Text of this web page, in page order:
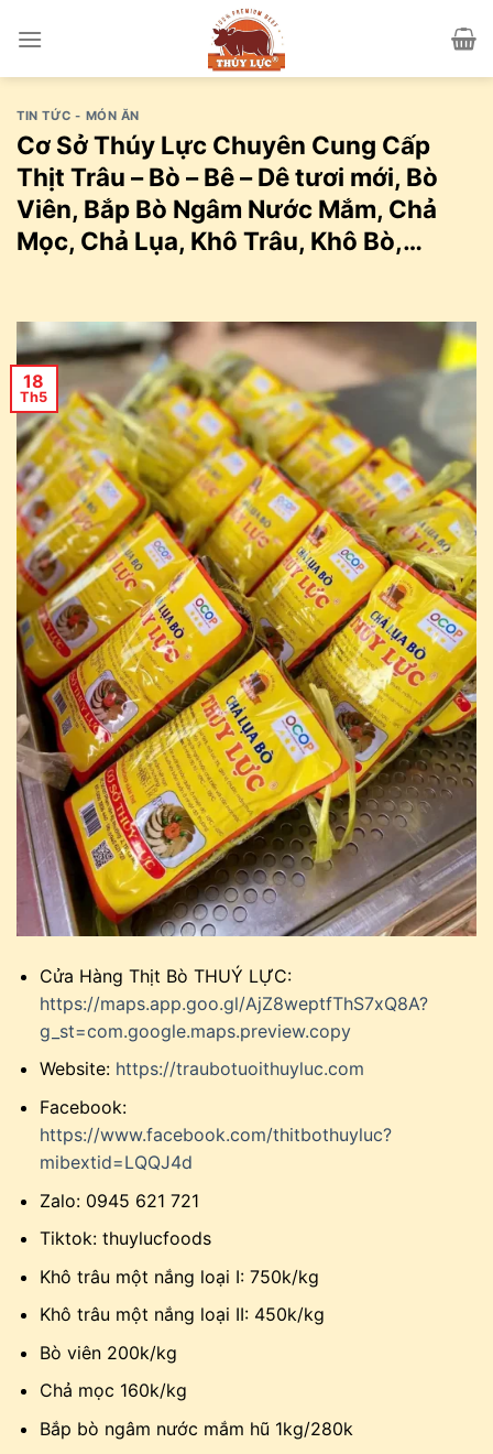
TIN TỨC - MÓN ĂN
Cơ Sở Thúy Lực Chuyên Cung Cấp
Thịt Trâu – Bò – Bê – Dê tươi mới, Bò
Viên, Bắp Bò Ngâm Nước Mắm, Chả
Mọc, Chả Lụa, Khô Trâu, Khô Bò,…
18
Th5
Cửa Hàng Thịt Bò THUÝ LỰC:
https://maps.app.goo.gl/AjZ8weptfThS7xQ8A?
g_st=com.google.maps.preview.copy
Website: https://traubotuoithuyluc.com
Facebook:
https://www.facebook.com/thitbothuyluc?
mibextid=LQQJ4d
Zalo: 0945 621 721
Tiktok: thuylucfoods
Khô trâu một nắng loại I: 750k/kg
Khô trâu một nắng loại II: 450k/kg
Bò viên 200k/kg
Chả mọc 160k/kg
Bắp bò ngâm nước mắm hũ 1kg/280k